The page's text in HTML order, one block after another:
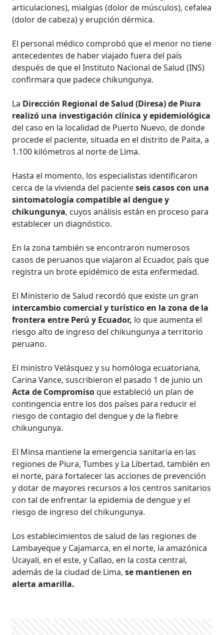
articulaciones), mialgias (dolor de músculos), cefalea
(dolor de cabeza) y erupción dérmica.
El personal médico comprobó que el menor no tiene
antecedentes de haber viajado fuera del país
después de que el Instituto Nacional de Salud (INS)
confirmara que padece chikungunya.
La Dirección Regional de Salud (Diresa) de Piura
realizó una investigación clínica y epidemiológica
del caso en la localidad de Puerto Nuevo, de donde
procede el paciente, situada en el distrito de Paita, a
1.100 kilómetros al norte de Lima.
Hasta el momento, los especialistas identificaron
cerca de la vivienda del pacienteseis casos con una
sintomatología compatible al dengue y
chikungunya, cuyos análisis están en proceso para
establecer un diagnóstico.
En la zona también se encontraron numerosos
casos de peruanos que viajaron al Ecuador, país que
registra un brote epidémico de esta enfermedad.
El Ministerio de Salud recordó que existe un gran
intercambio comercial y turístico en la zona de la
frontera entre Perú y Ecuador, lo que aumenta el
riesgo alto de ingreso del chikungunya a territorio
peruano.
El ministro Velásquez y su homóloga ecuatoriana,
Carina Vance, suscribieron el pasado 1 de junio un
Acta de Compromisoque estableció un plan de
contingencia entre los dos países para reducir el
riesgo de contagio del dengue y de la fiebre
chikungunya.
El Minsa mantiene la emergencia sanitaria en las
regiones de Piura, Tumbes y La Libertad, también en
el norte, para fortalecer las acciones de prevención
y dotar de mayores recursos a los centros sanitarios
con tal de enfrentar la epidemia de dengue y el
riesgo de ingreso del chikungunya.
Los establecimientos de salud de las regiones de
Lambayeque y Cajamarca, en el norte, la amazónica
Ucayali, en el este, y Callao, en la costa central,
además de la ciudad de Lima,se mantienen en
alerta amarilla.